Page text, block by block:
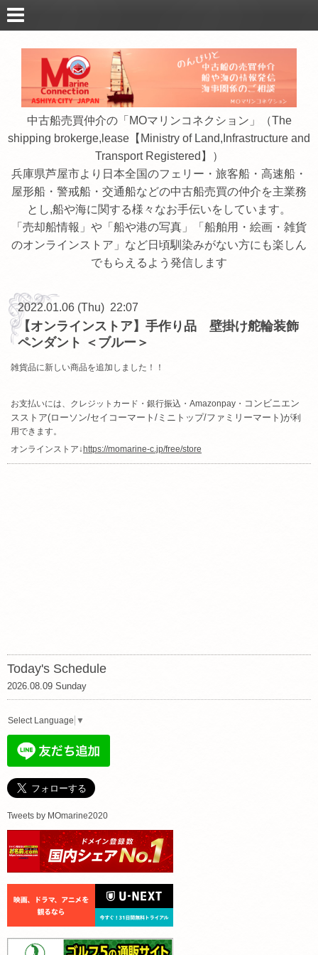
中古船売買仲介の「MOマリンコネクション」（The
shipping brokerge,lease【Ministry of Land,Infrastructure and
Transport Registered】）
兵庫県芦屋市より日本全国のフェリー・旅客船・高速船・
屋形船・警戒船・交通船などの中古船売買の仲介を主業務
とし,船や海に関する様々なお手伝いをしています。
「売却船情報」や「船や港の写真」「船舶用・絵画・雑貨
のオンラインストア」など日頃馴染みがない方にも楽しん
でもらえるよう発信します
2022.01.06 (Thu) 22:07
【オンラインストア】手作り品 壁掛け舵輪装飾
ペンダント ＜ブルー＞
雑貨品に新しい商品を追加しました！！
お支払いには、クレジットカード・銀行振込・Amazonpay・ コンビニエン
スストア(ローソン/セイコーマート/ミニトップ/ファミリーマート)が利
用できます。
オンラインストア↓ https://momarine-c.jp/free/store
Today's Schedule
2026.08.09 Sunday
Select Language ▼
Tweets by MOmarine2020